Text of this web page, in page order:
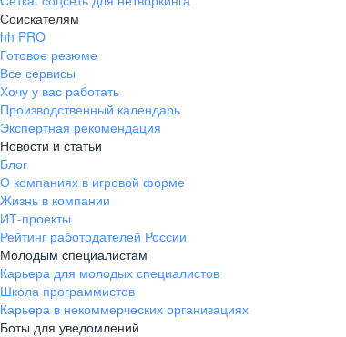
Соискателям
hh PRO
Готовое резюме
Все сервисы
Хочу у вас работать
Производственный календарь
Экспертная рекомендация
Новости и статьи
Блог
О компаниях в игровой форме
Жизнь в компании
ИТ-проекты
Рейтинг работодателей России
Молодым специалистам
Карьера для молодых специалистов
Школа программистов
Карьера в некоммерческих организациях
Боты для уведомлений